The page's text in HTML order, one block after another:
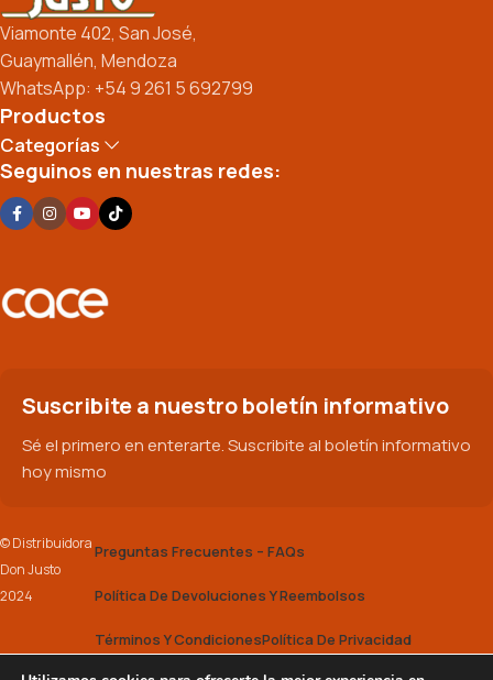
Viamonte 402, San José,
Guaymallén, Mendoza
WhatsApp: +54 9 261 5 692799
Productos
Categorías
Seguinos en nuestras redes:
Suscribite a nuestro boletín informativo
Sé el primero en enterarte. Suscribite al boletín informativo
hoy mismo
© Distribuidora
Don Justo
2024
Preguntas Frecuentes – FAQs
Política De Devoluciones Y Reembolsos
Términos Y CondicionesPolítica De Privacidad